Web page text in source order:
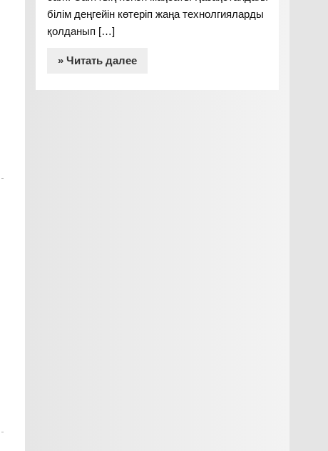
білім деңгейін көтеріп жаңа технолгияларды
қолданып […]
» Читать далее